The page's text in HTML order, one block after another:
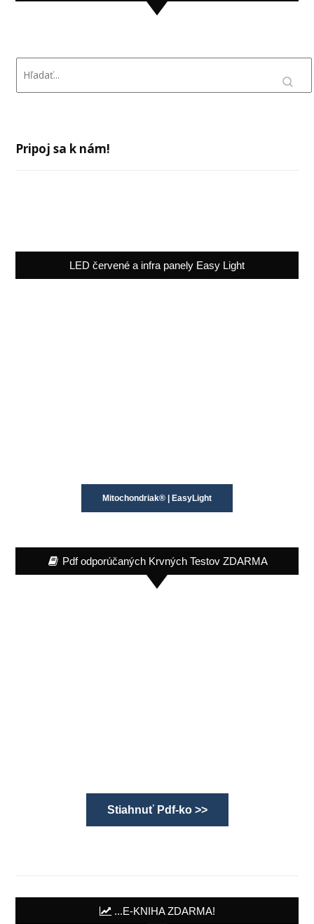
Pripoj sa k nám!
LED červené a infra panely Easy Light
Mitochondriak® | EasyLight
Pdf odporúčaných Krvných Testov ZDARMA
Stiahnuť Pdf-ko >>
...E-KNIHA ZDARMA!